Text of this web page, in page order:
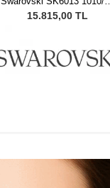
Kadın Güneş Gözlüğü
15.815,00 TL